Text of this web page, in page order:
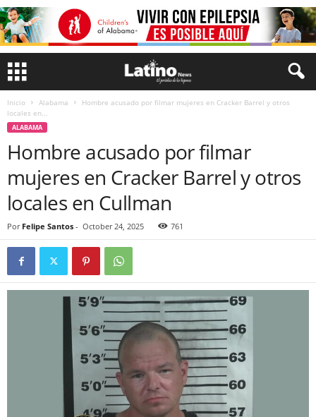
Inicio Alabama
Hombre acusado por filmar mujeres en Cracker Barrel y otros
locales en...
ALABAMA
Hombre acusado por filmar
mujeres en Cracker Barrel y otros
locales en Cullman
Por Felipe Santos - October 24, 2025 761